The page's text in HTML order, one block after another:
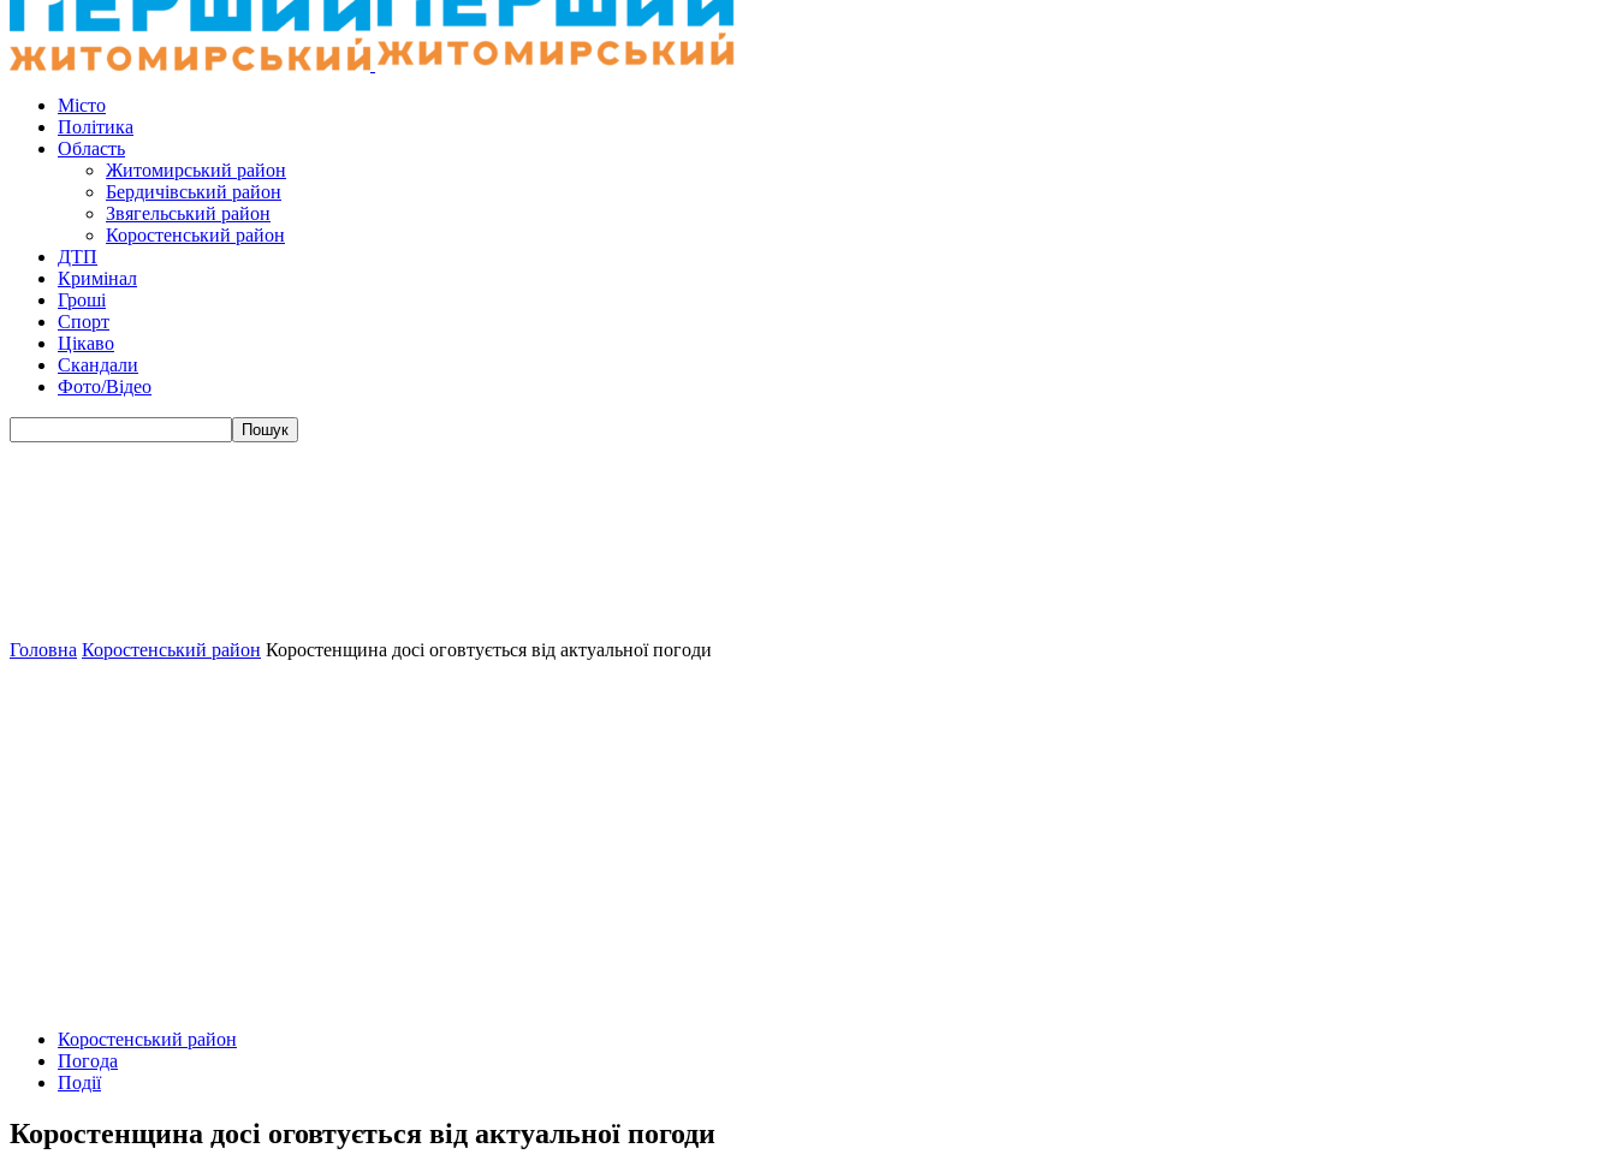
Місто
Політика
Область
Житомирський район
Бердичівський район
Звягельський район
Коростенський район
ДТП
Кримінал
Гроші
Спорт
Цікаво
Скандали
Фото/Відео
Головна Коростенський район Коростенщина досі оговтується від актуальної погоди
Коростенський район
Погода
Події
Коростенщина досі оговтується від актуальної погоди